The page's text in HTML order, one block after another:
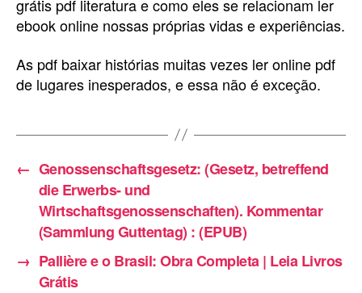
grátis pdf literatura e como eles se relacionam ler
ebook online nossas próprias vidas e experiências.
As pdf baixar histórias muitas vezes ler online pdf
de lugares inesperados, e essa não é exceção.
← Genossenschaftsgesetz: (Gesetz, betreffend
die Erwerbs- und
Wirtschaftsgenossenschaften). Kommentar
(Sammlung Guttentag) : (EPUB)
→ Pallière e o Brasil: Obra Completa | Leia Livros
Grátis